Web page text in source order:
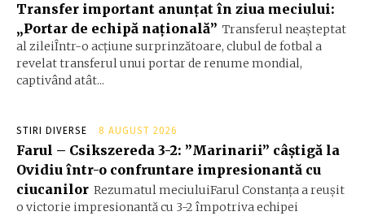
Transfer important anunțat în ziua meciului:
„Portar de echipă națională” Transferul neașteptat
al zileiÎntr-o acțiune surprinzătoare, clubul de fotbal a
revelat transferul unui portar de renume mondial,
captivând atât...
STIRI DIVERSE 8 AUGUST 2026
Farul – Csikszereda 3-2: ”Marinarii” câștigă la
Ovidiu într-o confruntare impresionantă cu
ciucanilor Rezumatul meciuluiFarul Constanța a reușit
o victorie impresionantă cu 3-2 împotriva echipei